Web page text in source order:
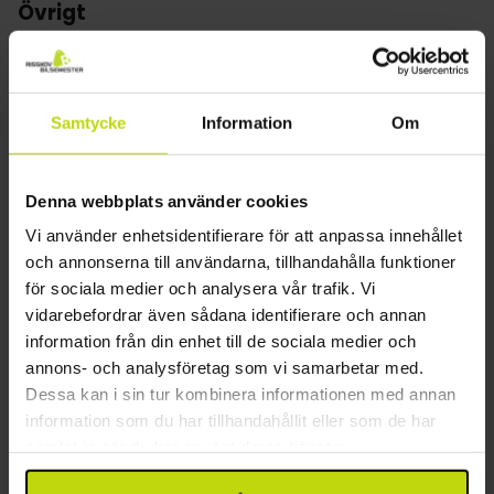
Samtycke Information Om
Denna webbplats använder cookies
Vi använder enhetsidentifierare för att anpassa innehållet
och annonserna till användarna, tillhandahålla funktioner
för sociala medier och analysera vår trafik. Vi
vidarebefordrar även sådana identifierare och annan
information från din enhet till de sociala medier och
annons- och analysföretag som vi samarbetar med.
Dessa kan i sin tur kombinera informationen med annan
information som du har tillhandahållit eller som de har
din vistelse.
Rummen
med allt du behöver för en trevlig vistelse: egen
dusch och toalett, hårtork, minibar, vattenkokare
rummen har vacker utsikt över fjorden och parken.
Övrigt
Hiss
Gratis parkering
Wifi
Laddningsplats för elbil
Gratis internet
Byggår: 1900
Möjlighet att förvara cyklar på hotellrummet?: Ja
Restaurang
Restaurang
Bar
Restaurangen är stängd på söndagar från
Rum